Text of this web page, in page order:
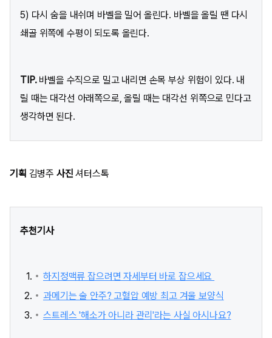
5) 다시 숨을 내쉬며 바벨을 밀어 올린다. 바벨을 올릴 땐 다시
쇄골 위쪽에 수평이 되도록 올린다.
TIP.바벨을 수직으로 밀고 내리면 손목 부상 위험이 있다. 내
릴 때는 대각선 아래쪽으로, 올릴 때는 대각선 위쪽으로 민다고
생각하면 된다.
기획 김병주 사진 셔터스톡
추천기사
하지정맥류 잡으려면 자세부터 바로 잡으세요
과메기는 술 안주? 고혈압 예방 최고 겨울 보양식
스트레스 '해소가 아니라 관리'라는 사실 아시나요?